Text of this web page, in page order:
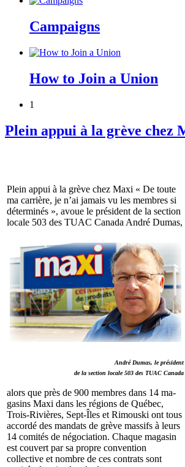
Campaigns
How to Join a Union
1
Plein appui à la grève chez
Plein appui à la grève chez Maxi « De toute
ma carrière, je n’ai jamais vu les membres si
déter­minés », avoue le président de la section
locale 503 des TUAC Canada André Dumas,
André Dumas, le président
de la section locale 503 des TUAC Canada
alors que près de 900 membres dans 14 ma­
gasins Maxi dans les régions de Québec,
Trois-Rivières, Sept-Îles et Rimouski ont tous
accordé des mandats de grève massifs à leurs
14 comités de négociation. Chaque magasin
est couvert par sa propre convention
collective et nombre de ces contrats sont